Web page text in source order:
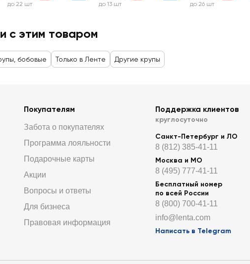
до 22 шт до 13 шт до 26 шт
с этим товаром
бобовые Только в Ленте Другие крупы
Покупателям
Забота о покупателях
Программа лояльности
Подарочные карты
Акции
Вопросы и ответы
Для бизнеса
Правовая информация
Поддержка клиентов
круглосуточно
Санкт-Петербург и ЛО
8 (812) 385-41-11
Москва и МО
8 (495) 777-41-11
Бесплатный номер
по всей России
8 (800) 700-41-11
info@lenta.com
Написать в Telegram